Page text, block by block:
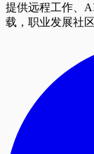
提供远程工作、
载，职业发展社区